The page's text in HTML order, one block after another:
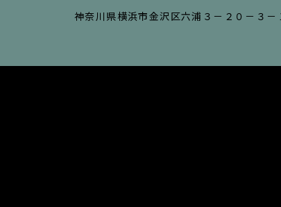
神奈川県横浜市金沢区六浦３－２０－３－